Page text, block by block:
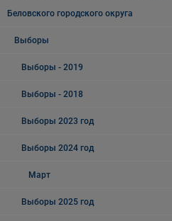
Беловского городского округа
Выборы
Выборы - 2019
Выборы - 2018
Выборы 2023 год
Выборы 2024 год
Март
Выборы 2025 год